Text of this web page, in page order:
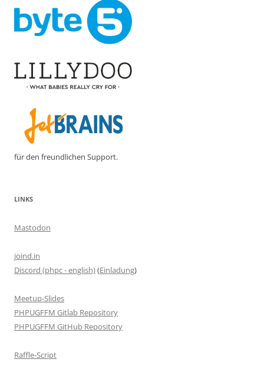
für den freundlichen Support.
LINKS
Mastodon
joind.in
Discord (phpc - english)(Einladung)
Meetup-Slides
PHPUGFFM Gitlab Repository
PHPUGFFM GitHub Repository
Raffle-Script